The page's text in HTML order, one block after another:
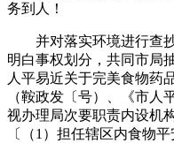
务到人！
并对落实环境进行查抄
明白事权划分，共同市局
人平易近关于完美食物药
（鞍政发〔号）、《市人
视办理局次要职责内设机
〔（1）担任辖区内食物